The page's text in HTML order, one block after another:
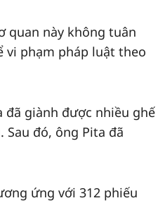
quan này không tuân
vi phạm pháp luật theo
đã giành được nhiều ghế
đó, ông Pita đã
ứng với 312 phiếu